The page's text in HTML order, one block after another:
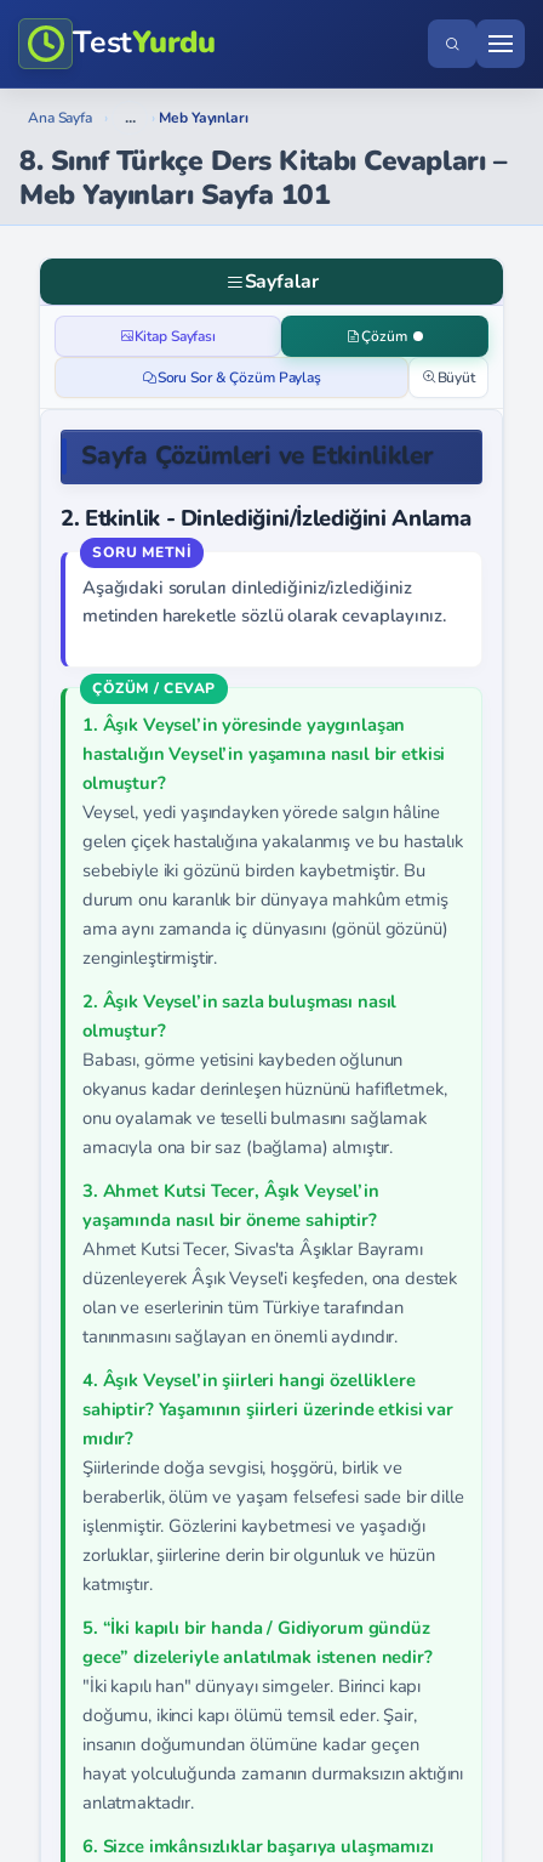
TestYurdu
Ana Sayfa › ... › Meb Yayınları
8. Sınıf Türkçe Ders Kitabı Cevapları –
Meb Yayınları Sayfa 101
Sayfalar
Kitap Sayfası Çözüm
Soru Sor & Çözüm Paylaş Büyüt
Sayfa Çözümleri ve Etkinlikler
2. Etkinlik - Dinlediğini/İzlediğini Anlama
Aşağıdaki soruları dinlediğiniz/izlediğiniz
metinden hareketle sözlü olarak cevaplayınız.
1. Âşık Veysel’in yöresinde yaygınlaşan
hastalığın Veysel’in yaşamına nasıl bir etkisi
olmuştur?
Veysel, yedi yaşındayken yörede salgın hâline
gelen çiçek hastalığına yakalanmış ve bu hastalık
sebebiyle iki gözünü birden kaybetmiştir. Bu
durum onu karanlık bir dünyaya mahkûm etmiş
ama aynı zamanda iç dünyasını (gönül gözünü)
zenginleştirmiştir.
2. Âşık Veysel’in sazla buluşması nasıl
olmuştur?
Babası, görme yetisini kaybeden oğlunun
okyanus kadar derinleşen hüznünü hafifletmek,
onu oyalamak ve teselli bulmasını sağlamak
amacıyla ona bir saz (bağlama) almıştır.
3. Ahmet Kutsi Tecer, Âşık Veysel’in
yaşamında nasıl bir öneme sahiptir?
Ahmet Kutsi Tecer, Sivas'ta Âşıklar Bayramı
düzenleyerek Âşık Veysel'i keşfeden, ona destek
olan ve eserlerinin tüm Türkiye tarafından
tanınmasını sağlayan en önemli aydındır.
4. Âşık Veysel’in şiirleri hangi özelliklere
sahiptir? Yaşamının şiirleri üzerinde etkisi var
mıdır?
Şiirlerinde doğa sevgisi, hoşgörü, birlik ve
beraberlik, ölüm ve yaşam felsefesi sade bir dille
işlenmiştir. Gözlerini kaybetmesi ve yaşadığı
zorluklar, şiirlerine derin bir olgunluk ve hüzün
katmıştır.
5. “İki kapılı bir handa / Gidiyorum gündüz
gece” dizeleriyle anlatılmak istenen nedir?
"İki kapılı han" dünyayı simgeler. Birinci kapı
doğumu, ikinci kapı ölümü temsil eder. Şair,
insanın doğumundan ölümüne kadar geçen
hayat yolculuğunda zamanın durmaksızın aktığını
anlatmaktadır.
6. Sizce imkânsızlıklar başarıya ulaşmamızı